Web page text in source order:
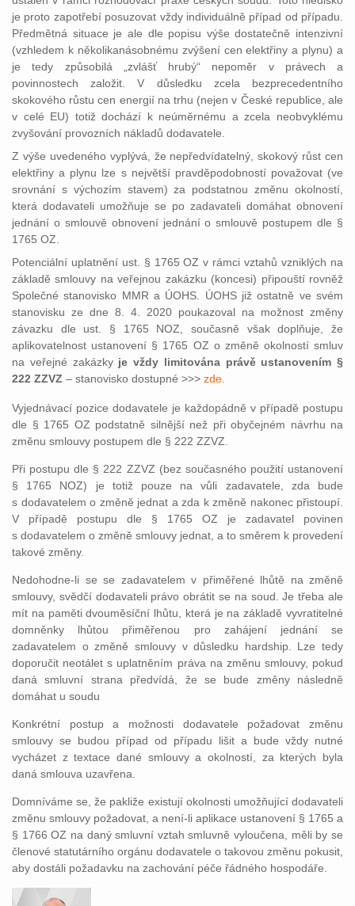
je proto zapotřebí posuzovat vždy individuálně případ od případu.
Předmětná situace je ale dle popisu výše dostatečně intenzivní
(vzhledem k několikanásobnému zvýšení cen elektřiny a plynu) a
je tedy způsobilá „zvlášť hrubý“ nepoměr v právech a
povinnostech založit. V důsledku zcela bezprecedentního
skokového růstu cen energií na trhu (nejen v České republice, ale
v celé EU) totiž dochází k neúměrnému a zcela neobvyklému
zvyšování provozních nákladů dodavatele.
Z výše uvedeného vyplývá, že nepředvídatelný, skokový růst cen
elektřiny a plynu lze s největší pravděpodobností považovat (ve
srovnání s výchozím stavem) za podstatnou změnu okolností,
která dodavateli umožňuje se po zadavateli domáhat obnovení
jednání o smlouvě obnovení jednání o smlouvě postupem dle §
1765 OZ.
Potenciální uplatnění ust. § 1765 OZ v rámci vztahů vzniklých na
základě smlouvy na veřejnou zakázku (koncesi) připouští rovněž
Společné stanovisko MMR a ÚOHS. ÚOHS již ostatně ve svém
stanovisku ze dne 8. 4. 2020 poukazoval na možnost změny
závazku dle ust. § 1765 NOZ, současně však doplňuje, že
aplikovatelnost ustanovení § 1765 OZ o změně okolností smluv
na veřejné zakázky je vždy limitována právě ustanovením §
222 ZZVZ – stanovisko dostupné >>> zde
Vyjednávací pozice dodavatele je každopádně v případě postupu
dle § 1765 OZ podstatně silnější než při obyčejném návrhu na
změnu smlouvy postupem dle § 222 ZZVZ.
Při postupu dle § 222 ZZVZ (bez současného použití ustanovení
§ 1765 NOZ) je totiž pouze na vůli zadavatele, zda bude
s dodavatelem o změně jednat a zda k změně nakonec přistoupí.
V případě postupu dle § 1765 OZ je zadavatel povinen
s dodavatelem o změně smlouvy jednat, a to směrem k provedení
takové změny.
Nedohodne-li se se zadavatelem v přiměřené lhůtě na změně
smlouvy, svědčí dodavateli právo obrátit se na soud. Je třeba ale
mít na paměti dvouměsíční lhůtu, která je na základě vyvratitelné
domněnky lhůtou přiměřenou pro zahájení jednání se
zadavatelem o změně smlouvy v důsledku hardship. Lze tedy
doporučit neotálet s uplatněním práva na změnu smlouvy, pokud
daná smluvní strana předvídá, že se bude změny následně
domáhat u soudu
Konkrétní postup a možnosti dodavatele požadovat změnu
smlouvy se budou případ od případu lišit a bude vždy nutné
vycházet z textace dané smlouvy a okolností, za kterých byla
daná smlouva uzavřena.
Domníváme se, že pakliže existují okolnosti umožňující dodavateli
změnu smlouvy požadovat, a není-li aplikace ustanovení § 1765 a
§ 1766 OZ na daný smluvní vztah smluvně vyloučena, měli by se
členové statutárního orgánu dodavatele o takovou změnu pokusit,
aby dostáli požadavku na zachování péče řádného hospodáře.